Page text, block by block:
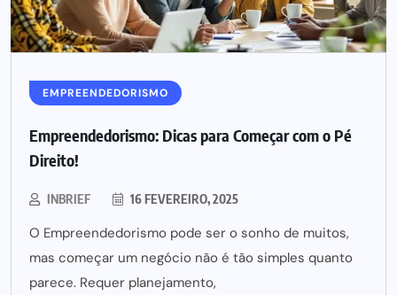
EMPREENDEDORISMO
Empreendedorismo: Dicas para Começar com o Pé
Direito!
INBRIEF 16 FEVEREIRO, 2025
O Empreendedorismo pode ser o sonho de muitos,
mas começar um negócio não é tão simples quanto
parece. Requer planejamento,